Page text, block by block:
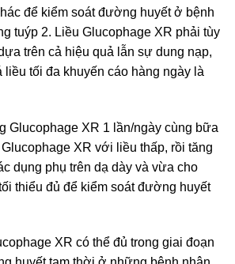
để kiểm soát đường huyết ở bệnh
tuýp 2. Liều Glucophage XR phải tùy
trên cả hiệu quả lẫn sự dung nạp,
tối đa khuyến cáo hàng ngày là
Glucophage XR 1 lần/ngày cùng bữa
XR với liều thấp, rồi tăng
dụng phụ trên dạ dày và vừa cho
thiểu đủ để kiểm soát đường huyết
XR có thể đủ trong giai đoạn